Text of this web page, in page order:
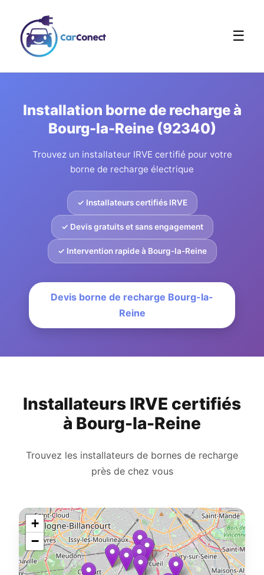
☰
Installation borne de recharge à
Bourg-la-Reine (92340)
Trouvez un installateur IRVE certifié pour votre
borne de recharge électrique
✓ Installateurs certifiés IRVE
✓ Devis gratuits et sans engagement
✓ Intervention rapide à Bourg-la-Reine
Devis borne de recharge Bourg-la-
Reine
Installateurs IRVE certifiés
à Bourg-la-Reine
Trouvez les installateurs de bornes de recharge
près de chez vous
+
−